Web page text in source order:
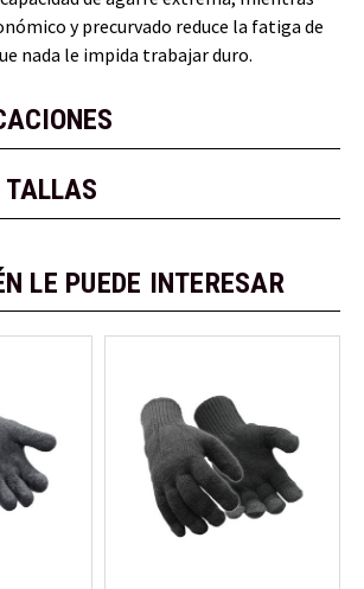
y precurvado reduce la fatiga de
nada le impida trabajar duro.
LE PUEDE INTERESAR